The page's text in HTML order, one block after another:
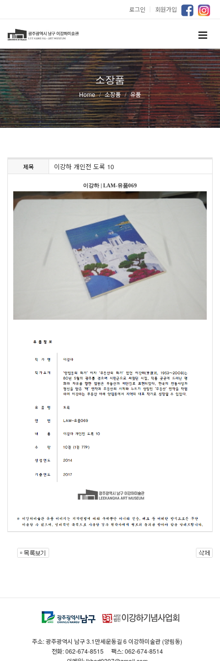
로그인 ｜ 회원가입
소장품
Home 소장품 유품
제목 이강하 개인전 도록 10
이강하 LAM-유품069
주소: 광주광역시 남구 3.1만세운동길 6 이강하미술관 (양림동)
전화: 062-674-8515
팩스: 062-674-8514